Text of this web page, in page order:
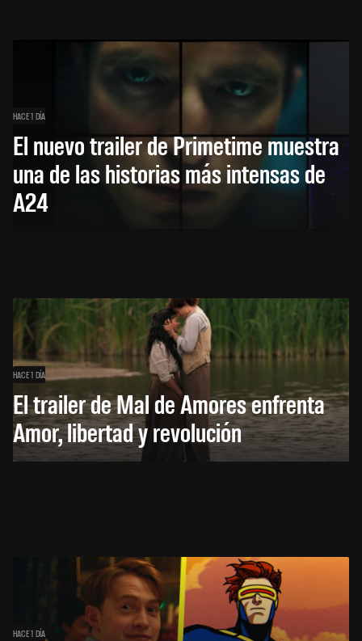
HACE 1 DÍA
El nuevo trailer de Primetime muestra
una de las historias más intensas de
A24
HACE 1 DÍA
El trailer de Mal de Amores enfrenta
Amor, libertad y revolución
HACE 1 DÍA